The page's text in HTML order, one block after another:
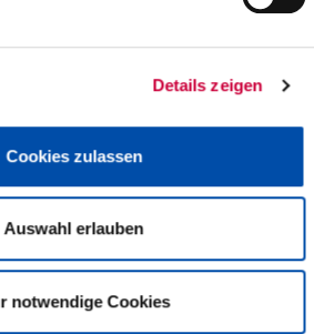
Details zeigen
Cookies zulassen
Auswahl erlauben
notwendige Cookies
Wilster
Zurück zur Auswahl